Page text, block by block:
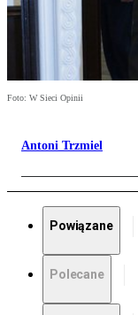
Foto: W Sieci Opinii
Antoni Trzmiel
Powiązane
Polecane